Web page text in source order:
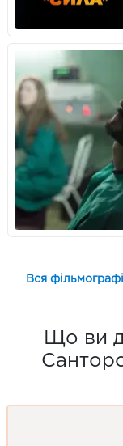
Вся
Що ви